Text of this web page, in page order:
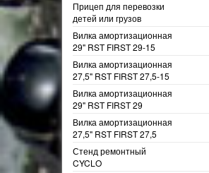
Прицеп для перевозки
детей или грузов
Вилка амортизационная
29" RST FIRST 29-15
Вилка амортизационная
27,5" RST FIRST 27,5-15
Вилка амортизационная
29" RST FIRST 29
Вилка амортизационная
27,5" RST FIRST 27,5
Стенд ремонтный
CYCLO